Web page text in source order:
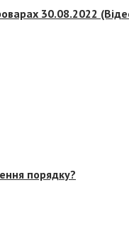
30.08.2022
порядку?